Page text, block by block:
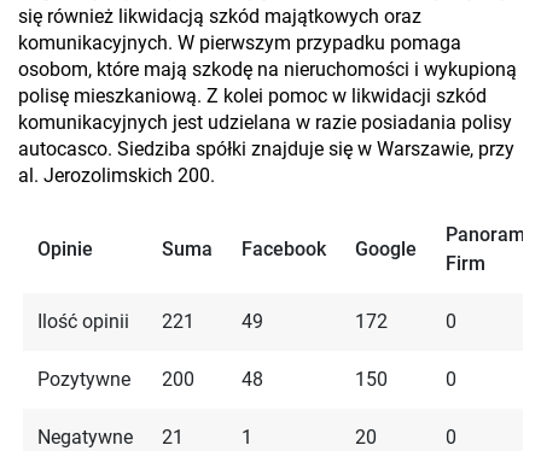
się również likwidacją szkód majątkowych oraz
komunikacyjnych. W pierwszym przypadku pomaga
osobom, które mają szkodę na nieruchomości i wykupioną
polisę mieszkaniową. Z kolei pomoc w likwidacji szkód
komunikacyjnych jest udzielana w razie posiadania polisy
autocasco. Siedziba spółki znajduje się w Warszawie, przy
al. Jerozolimskich 200.
Opinie Suma Facebook Google
Panorama
Firm
Ilość opinii 221 49 172 0
Pozytywne 200 48 150 0
Negatywne 21 1 20 0